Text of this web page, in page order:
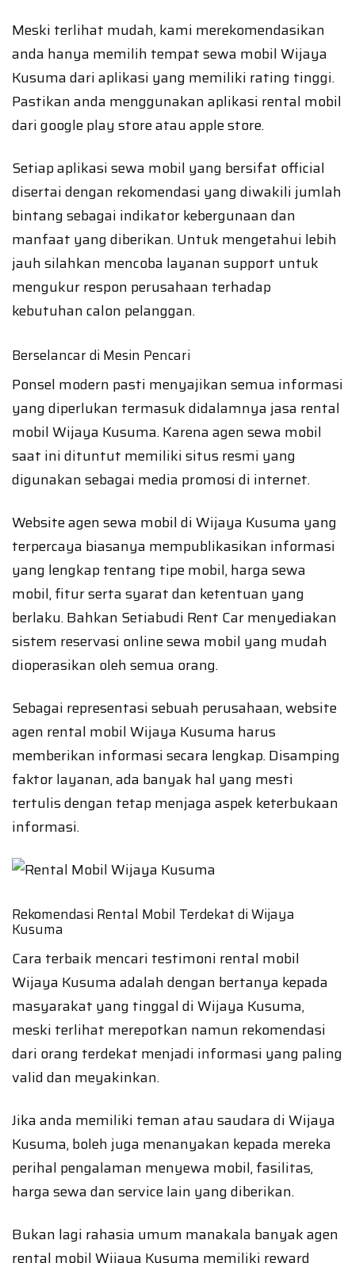
Meski terlihat mudah, kami merekomendasikan
anda hanya memilih tempat sewa mobil Wijaya
Kusuma dari aplikasi yang memiliki rating tinggi.
Pastikan anda menggunakan aplikasi rental mobil
dari google play store atau apple store.
Setiap aplikasi sewa mobil yang bersifat official
disertai dengan rekomendasi yang diwakili jumlah
bintang sebagai indikator kebergunaan dan
manfaat yang diberikan. Untuk mengetahui lebih
jauh silahkan mencoba layanan support untuk
mengukur respon perusahaan terhadap
kebutuhan calon pelanggan.
Berselancar di Mesin Pencari
Ponsel modern pasti menyajikan semua informasi
yang diperlukan termasuk didalamnya jasa rental
mobil Wijaya Kusuma. Karena agen sewa mobil
saat ini dituntut memiliki situs resmi yang
digunakan sebagai media promosi di internet.
Website agen sewa mobil di Wijaya Kusuma yang
terpercaya biasanya mempublikasikan informasi
yang lengkap tentang tipe mobil, harga sewa
mobil, fitur serta syarat dan ketentuan yang
berlaku. Bahkan Setiabudi Rent Car menyediakan
sistem reservasi online sewa mobil yang mudah
dioperasikan oleh semua orang.
Sebagai representasi sebuah perusahaan, website
agen rental mobil Wijaya Kusuma harus
memberikan informasi secara lengkap. Disamping
faktor layanan, ada banyak hal yang mesti
tertulis dengan tetap menjaga aspek keterbukaan
informasi.
Rekomendasi Rental Mobil Terdekat di Wijaya
Kusuma
Cara terbaik mencari testimoni rental mobil
Wijaya Kusuma adalah dengan bertanya kepada
masyarakat yang tinggal di Wijaya Kusuma,
meski terlihat merepotkan namun rekomendasi
dari orang terdekat menjadi informasi yang paling
valid dan meyakinkan.
Jika anda memiliki teman atau saudara di Wijaya
Kusuma, boleh juga menanyakan kepada mereka
perihal pengalaman menyewa mobil, fasilitas,
harga sewa dan service lain yang diberikan.
Bukan lagi rahasia umum manakala banyak agen
rental mobil Wijaya Kusuma memiliki reward